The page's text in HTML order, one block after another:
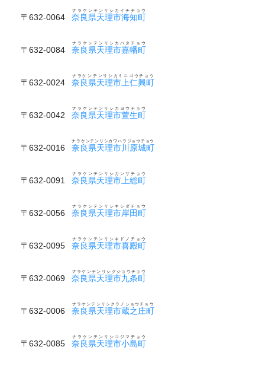
〒632-0064 奈良県天理市海知町
ナラケンテンリシカイチチョウ
〒632-0084 奈良県天理市嘉幡町
ナラケンテンリシカバタチョウ
〒632-0024 奈良県天理市上仁興町
ナラケンテンリシカミニゴウチョウ
〒632-0042 奈良県天理市萱生町
ナラケンテンリシカヨウチョウ
〒632-0016 奈良県天理市川原城町
ナラケンテンリシカワハラジョウチョウ
〒632-0091 奈良県天理市上総町
ナラケンテンリシカンサチョウ
〒632-0056 奈良県天理市岸田町
ナラケンテンリシキシダチョウ
〒632-0095 奈良県天理市喜殿町
ナラケンテンリシキドノチョウ
〒632-0069 奈良県天理市九条町
ナラケンテンリシクジョウチョウ
〒632-0006 奈良県天理市蔵之庄町
ナラケンテンリシクラノショウチョウ
〒632-0085 奈良県天理市小島町
ナラケンテンリシコジマチョウ